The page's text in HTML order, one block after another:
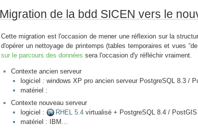
Migration de la bdd SICEN vers le
Cette migration est l'occasion de mener une réflexion sur la
d'opérer un nettoyage de printemps (tables temporaires et vues
sur le parcours des données sera l'occasion d'y réfléchir vraiment.
Contexte ancien serveur
logiciel : windows XP pro ancien serveur PostgreSQL 8.3 /
matériel :
Contexte nouveau serveur
logiciel :
RHEL 5.4 virtualisé + PostgreSQL 8.4 /
matériel : IBM…